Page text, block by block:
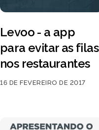
Levoo - a app
para evitar as filas
nos restaurantes
16 DE FEVEREIRO DE 2017